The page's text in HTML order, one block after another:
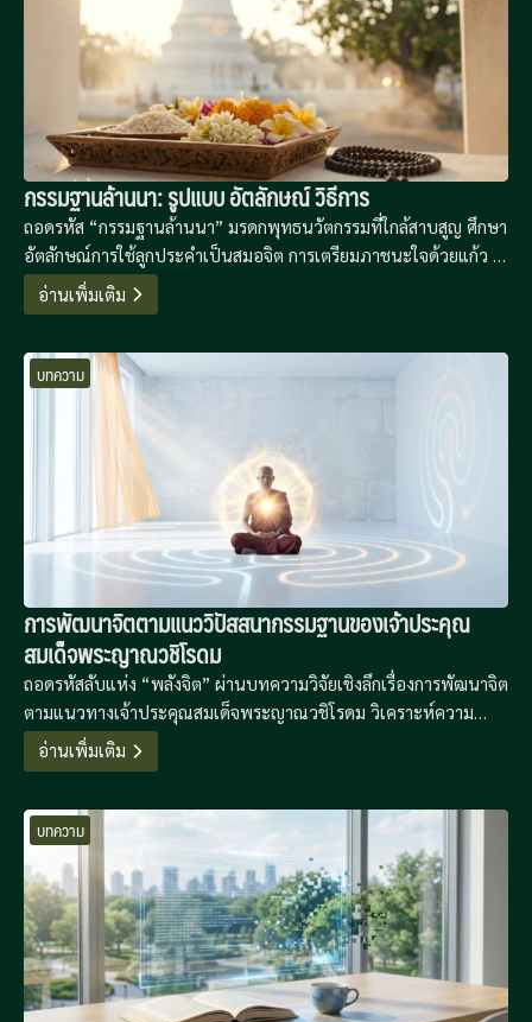
กรรมฐานล้านนา: รูปแบบ อัตลักษณ์ วิธีการ
ถอดรหัส “กรรมฐานล้านนา” มรดกพุทธนวัตกรรมที่ใกล้สาบสูญ ศึกษา
อัตลักษณ์การใช้ลูกประคำเป็นสมอจิต การเตรียมภาชนะใจด้วยแก้ว 5
โกฐาก และลำดับการปฏิบัติที่เน้นการสร้างปีติจากฐานความดี เพื่อ
ขจัดอกุศลธรรม 14 ประการอย่างเป็นระบบ
อ่านเพิ่มเติม
บทความ
การพัฒนาจิตตามแนววิปัสสนากรรมฐานของเจ้าประคุณ
สมเด็จพระญาณวชิโรดม
ถอดรหัสลับแห่ง “พลังจิต” ผ่านบทความวิจัยเชิงลึกเรื่องการพัฒนาจิต
ตามแนวทางเจ้าประคุณสมเด็จพระญาณวชิโรดม วิเคราะห์ความ
เชื่อมโยงระหว่างสมถะและวิปัสสนา พร้อมสูตรสำเร็จ 30/30 ที่เปลี่ยน
การปฏิบัติที่ยุ่งยากให้เป็นเรื่องง่ายในชีวิตประจำวัน
อ่านเพิ่มเติม
บทความ